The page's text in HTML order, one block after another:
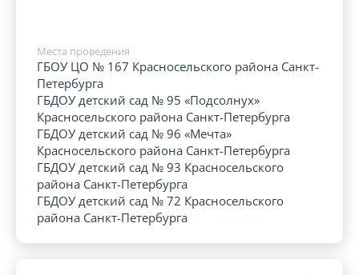
Места проведения
ГБОУ ЦО № 167 Красносельского района Санкт-
Петербурга
ГБДОУ детский сад № 95 «Подсолнух»
Красносельского района Санкт-Петербурга
ГБДОУ детский сад № 96 «Мечта»
Красносельского района Санкт-Петербурга
ГБДОУ детский сад № 93 Красносельского
района Санкт-Петербурга
ГБДОУ детский сад № 72 Красносельского
района Санкт-Петербурга